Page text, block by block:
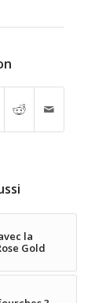
la
Gold